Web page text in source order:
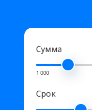
Сумма
1 000
Срок